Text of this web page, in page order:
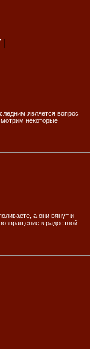
является вопрос
некоторые
а они вянут и
к радостной